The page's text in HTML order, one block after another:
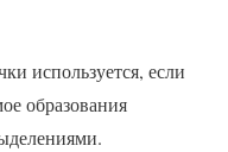
используется, если
образования